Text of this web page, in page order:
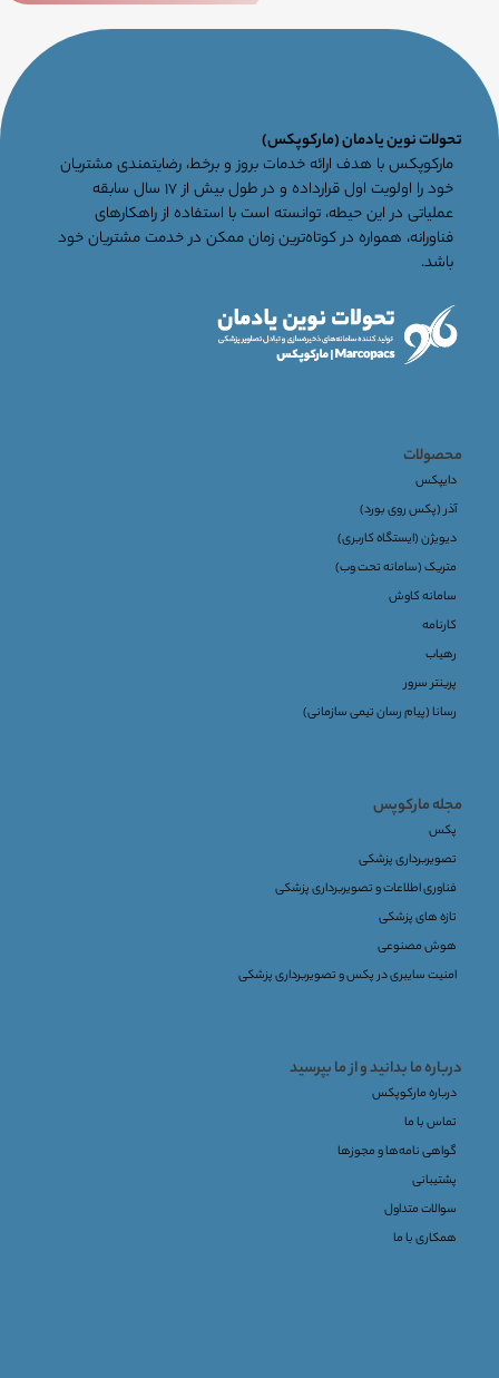
تحولات نوین یادمان (مارکوپکس)
مارکوپکس با هدف ارائه خدمات بروز و برخط، رضایتمندی مشتریان
خود را اولویت اول قرارداده و در طول بیش از ۱۷ سال سابقه
عملیاتی در این حیطه، توانسته است با استفاده از راهکارهای
فناورانه، همواره در کوتاه‌ترین زمان ممکن در خدمت مشتریان خود
باشد.
محصولات
دایپکس
آذر (پکس روی بورد)
دیویژن (ایستگاه کاربری)
متریک (سامانه تحت وب)
سامانه کاوش
کارنامه
رهیاب
پرینتر سرور
رسانا (پیام رسان تیمی سازمانی)
مجله مارکوپس
پکس
تصویربرداری پزشکی
فناوری اطلاعات و تصویربرداری پزشکی
تازه های پزشکی
هوش مصنوعی
امنیت سایبری در پکس و تصویربرداری پزشکی
درباره ما بدانید و از ما بپرسید
درباره مارکوپکس
تماس با ما
گواهی نامه‌ها و مجوزها
پشتیبانی
سوالات متداول
همکاری با ما